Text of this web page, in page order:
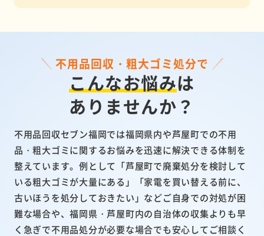
不用品回収・粗大ゴミ処分で
こんなお悩みは
ありませんか？
不用品回収セブン福岡では福岡県内や芦屋町での不用
品・粗大ゴミに関するお悩みを迅速に解決できる体制を
整えています。例として「芦屋町で廃棄処分を検討して
いる粗大ゴミが大量にある」「家電を買い替える前に、
古いほうを処分しておきたい」などご自身での対処が困
難な場合や、福岡県・芦屋町内の自治体の収集よりも早
く急ぎで不用品処分が必要な場合でも安心してご相談く